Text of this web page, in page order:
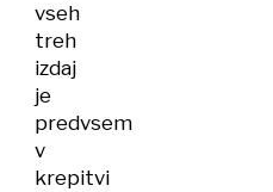
vseh
treh
izdaj
je
predvsem
v
krepitvi